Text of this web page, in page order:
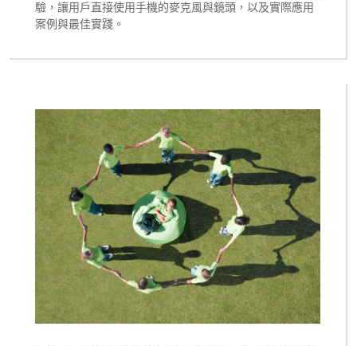
驗，讓用戶直接使用手機的麥克風與鏡頭，以及實際應用
案例與最佳實踐。